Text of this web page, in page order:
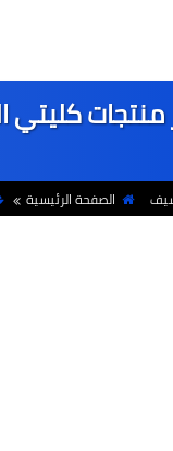
كليتي
الصفحة الرئيسية